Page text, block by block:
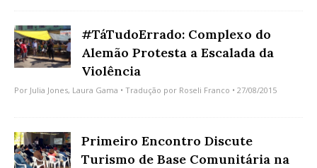
#TáTudoErrado: Complexo do
Alemão Protesta a Escalada da
Violência
Por Julia Jones, Laura Gama • Tradução por Roseli Franco • 27/08/2015
Primeiro Encontro Discute
Turismo de Base Comunitária na